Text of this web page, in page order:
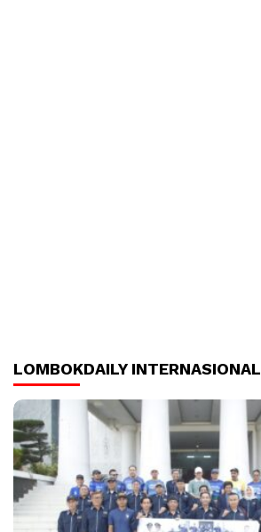
LOMBOKDAILY INTERNASIONAL